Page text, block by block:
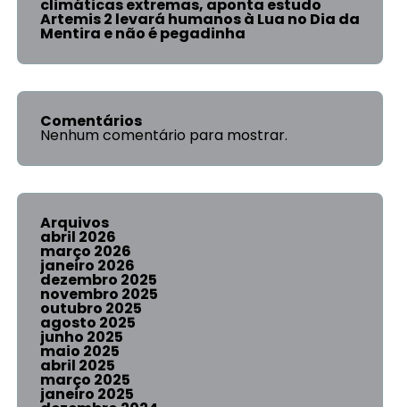
climáticas extremas, aponta estudo
Artemis 2 levará humanos à Lua no Dia da
Mentira e não é pegadinha
Comentários
Nenhum comentário para mostrar.
Arquivos
abril 2026
março 2026
janeiro 2026
dezembro 2025
novembro 2025
outubro 2025
agosto 2025
junho 2025
maio 2025
abril 2025
março 2025
janeiro 2025